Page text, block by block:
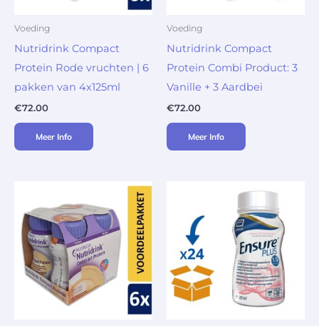
Voeding
Nutridrink Compact
Protein Rode vruchten | 6
pakken van 4x125ml
€72.00
Meer Info
Voeding
Nutridrink Compact
Protein Combi Product: 3
Vanille + 3 Aardbei
€72.00
Meer Info